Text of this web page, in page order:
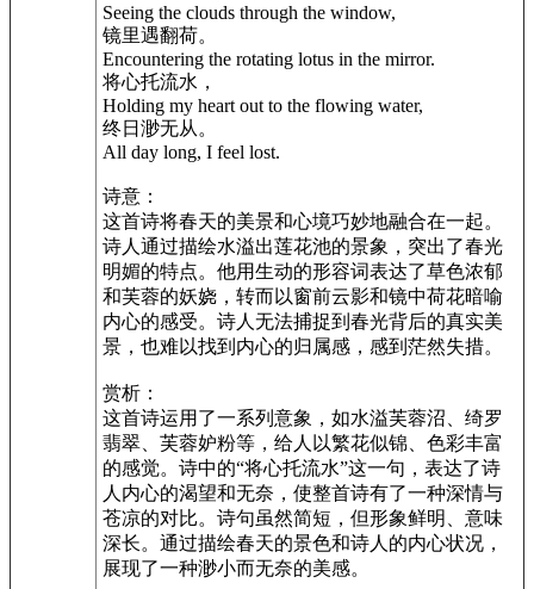
Seeing the clouds through the window,
镜里遇翻荷。
Encountering the rotating lotus in the mirror.
将心托流水，
Holding my heart out to the flowing water,
终日渺无从。
All day long, I feel lost.
诗意：
这首诗将春天的美景和心境巧妙地融合在一起。
诗人通过描绘水溢出莲花池的景象，突出了春光
明媚的特点。他用生动的形容词表达了草色浓郁
和芙蓉的妖娆，转而以窗前云影和镜中荷花暗喻
内心的感受。诗人无法捕捉到春光背后的真实美
景，也难以找到内心的归属感，感到茫然失措。
赏析：
这首诗运用了一系列意象，如水溢芙蓉沼、绮罗
翡翠、芙蓉妒粉等，给人以繁花似锦、色彩丰富
的感觉。诗中的“将心托流水”这一句，表达了诗
人内心的渴望和无奈，使整首诗有了一种深情与
苍凉的对比。诗句虽然简短，但形象鲜明、意味
深长。通过描绘春天的景色和诗人的内心状况，
展现了一种渺小而无奈的美感。